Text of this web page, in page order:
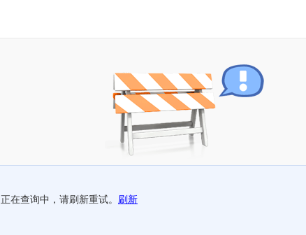
正在查询中，请刷新重试。 刷新